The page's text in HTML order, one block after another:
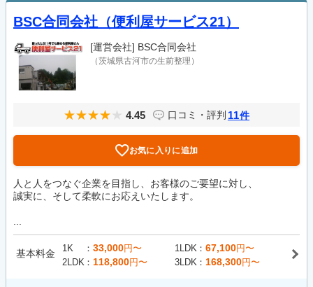
BSC合同会社（便利屋サービス21）
[運営会社] BSC合同会社
（茨城県古河市の生前整理）
4.45 口コミ・評判 11件
お気に入りに追加
人と人をつなぐ企業を目指し、お客様のご要望に対し、
誠実に、そして柔軟にお応えいたします。
...
基本料金 1K 33,000円〜 1LDK 67,100円〜
2LDK
118,800円〜 3LDK 168,300円〜